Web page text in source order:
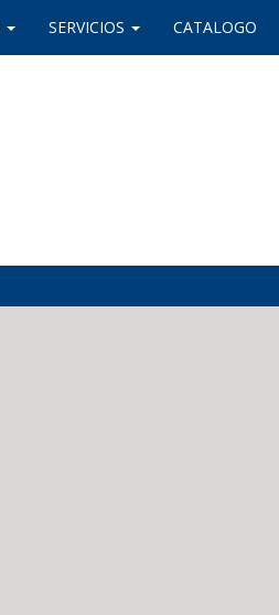
SERVICIOS CATALOGO